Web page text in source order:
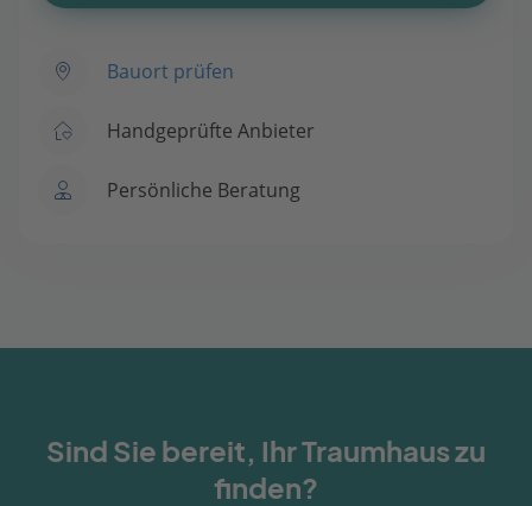
Bauort prüfen
Handgeprüfte Anbieter
Persönliche Beratung
Sind Sie bereit, Ihr Traumhaus zu
finden?